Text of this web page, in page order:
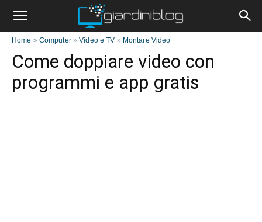
Home » Computer»Video e TV » Montare Video
Come doppiare video con
programmi e app gratis